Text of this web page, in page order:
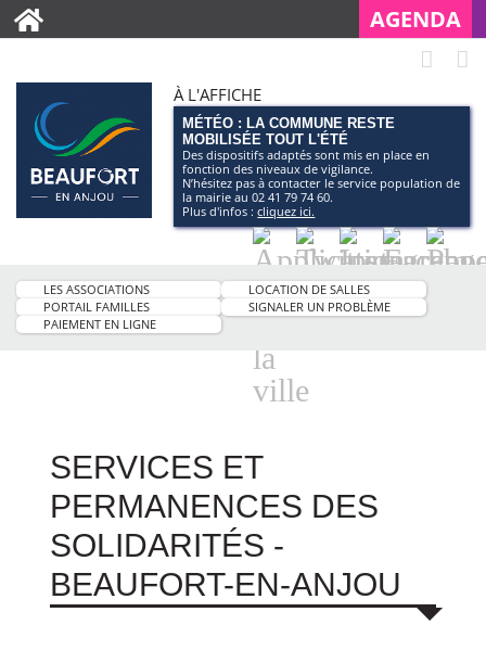
AGENDA
À L'AFFICHE
MÉTÉO : LA COMMUNE RESTE
MOBILISÉE TOUT L'ÉTÉ
Des dispositifs adaptés sont mis en place en
fonction des niveaux de vigilance.
N’hésitez pas à contacter le service population de
la mairie au 02 41 79 74 60.
Plus d'infos :cliquez ici.
Application
smartphone
de
ville
Twitter
Instagram
LES ASSOCIATIONS
LOCATION DE SALLES
PORTAIL FAMILLES
SIGNALER UN PROBLÈME
PAIEMENT EN LIGNE
SERVICES ET
PERMANENCES DES
SOLIDARITÉS -
BEAUFORT-EN-ANJOU